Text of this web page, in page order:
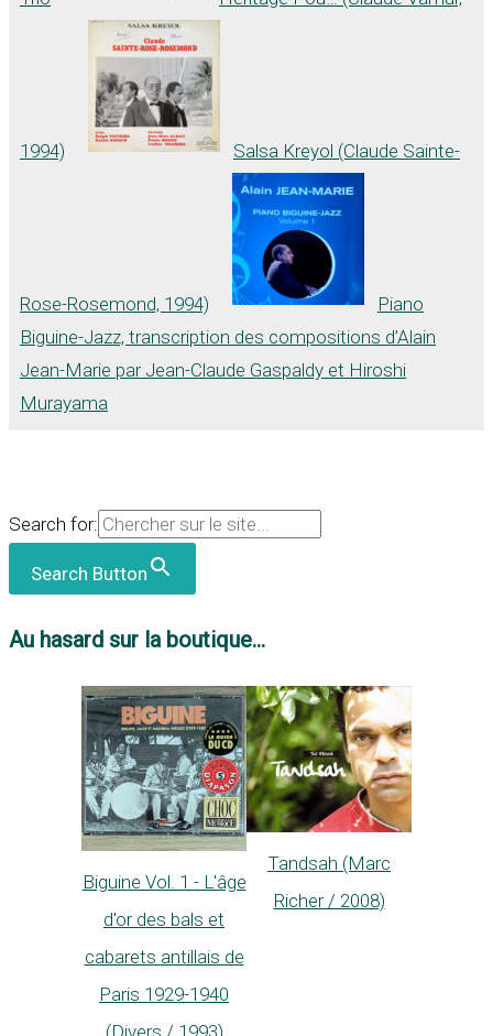
1994) Salsa Kreyol (Claude Sainte-
Rose-Rosemond, 1994)
Piano
Biguine-Jazz, transcription des compositions d’Alain
Jean-Marie par Jean-Claude Gaspaldy et Hiroshi
Murayama
Search for:
Search Button
Au hasard sur la boutique...
Biguine Vol. 1 - L'âge
d'or des bals et
cabarets antillais de
Paris 1929-1940
(Divers / 1993)
Tandsah (Marc
Richer / 2008)